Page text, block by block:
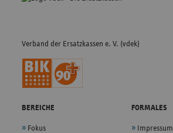
Verband der Ersatzkassen e. V. (vdek)
BEREICHE
Fokus
FORMALES
Impressum